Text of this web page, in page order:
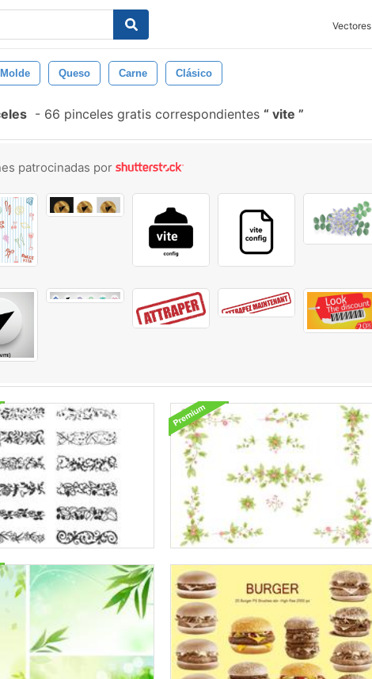
Vectores
Queso Carne Clásico
- 66 pinceles gratis correspondientes vite
patrocinadas por